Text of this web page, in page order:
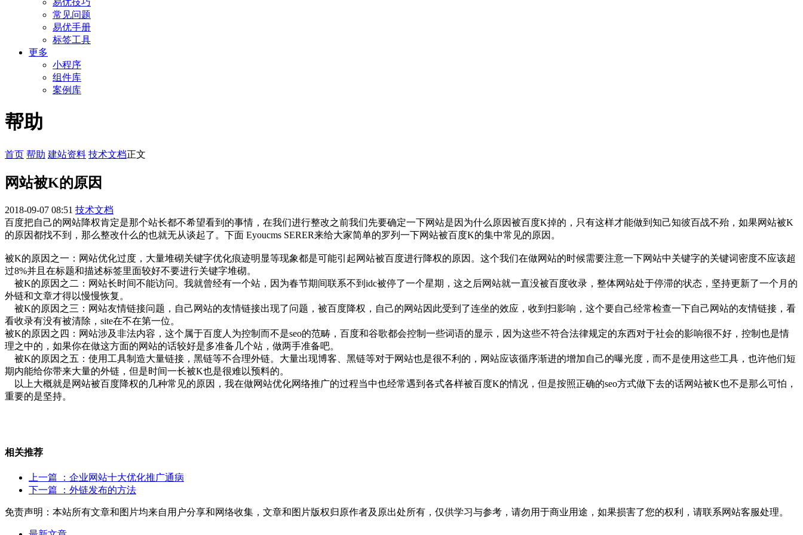
易优技巧
常见问题
易优手册
标签工具
更多
小程序
组件库
案例库
帮助
首页 帮助 建站资料 技术文档正文
网站被K的原因
2018-09-07 08:51 技术文档
百度把自己的网站降权肯定是那个站长都不希望看到的事情，在我们进行整改之前我们先要确定一下网站是因为什么原因被百度K掉的，只有这样才能做到知己知彼百战不殆，如果网站被K
的原因都找不到，那么整改什么的也就无从谈起了。下面 Eyoucms SERER来给大家简单的罗列一下网站被百度K的集中常见的原因。
被K的原因之一：网站优化过度，大量堆砌关键字优化痕迹明显等现象都是可能引起网站被百度进行降权的原因。这个我们在做网站的时候需要注意一下网站中关键字的关键词密度不应该超
过8%并且在标题和描述标签里面较好不要进行关键字堆砌。
被K的原因之二：网站长时间不能访问。我就曾经有一个站，因为春节期间联系不到idc被停了一个星期，这之后网站就一直没被百度收录，整体网站处于停滞的状态，坚持更新了一个月的
外链和文章才得以慢慢恢复。
被K的原因之三：网站友情链接问题，自己网站的友情链接出现了问题，被百度降权，自己的网站因此受到了连坐的效应，收到扫影响，这个要自己经常检查一下自己网站的友情链接，看
看收录有没有被清除，site在不在第一位。
被K的原因之四：网站涉及非法内容，这个属于百度人为控制而不是seo的范畴，百度和谷歌都会控制一些词语的显示，因为这些不符合法律规定的东西对于社会的影响很不好，控制也是情
理之中的，如果你在做这方面的网站的话较好是多准备几个站，做两手准备吧。
被K的原因之五：使用工具制造大量链接，黑链等不合理外链。大量出现博客、黑链等对于网站也是很不利的，网站应该循序渐进的增加自己的曝光度，而不是使用这些工具，也许他们短
期内能给你带来大量的外链，但是时间一长被K也是很难以预料的。
以上大概就是网站被百度降权的几种常见的原因，我在做网站优化网络推广的过程当中也经常遇到各式各样被百度K的情况，但是按照正确的seo方式做下去的话网站被K也不是那么可怕，
重要的是坚持。
相关推荐
上一篇
：企业网站十大优化推广通病
下一篇
：外链发布的方法
免责声明：本站所有文章和图片均来自用户分享和网络收集，文章和图片版权归原作者及原出处所有，仅供学习与参考，请勿用于商业用途，如果损害了您的权利，请联系网站客服处理。